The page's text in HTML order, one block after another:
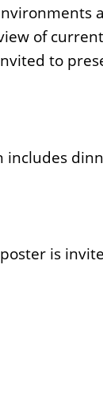
of
to
includes
is